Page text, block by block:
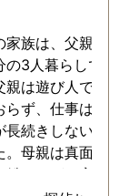
家族は、父親と母
の3人暮らしでし
親は遊び人で仕事
らず、仕事はする
長続きしないタイ
。母親は真面目で
働きながら家事も